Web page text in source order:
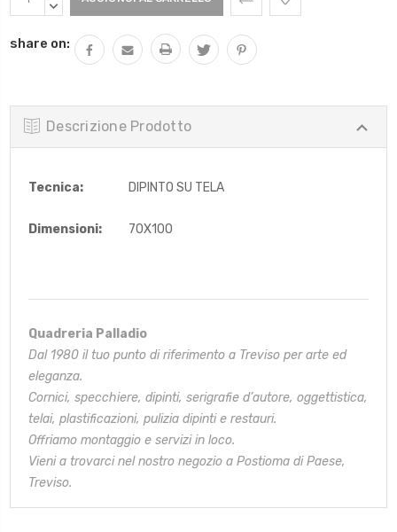
Attuale:QUANTITÀ:
DIMINUIRE
share on:
Descrizione Prodotto
Tecnica: DIPINTO SU TELA
Dimensioni: 70X100
Quadreria Palladio
Dal 1980 il tuo punto di riferimento a Treviso per arte ed
eleganza.
Cornici, specchiere, dipinti, serigrafie d’autore, oggettistica,
telai, plastificazioni, pulizia dipinti e restauri.
Offriamo montaggio e servizi in loco.
Vieni a trovarci nel nostro negozio a Postioma di Paese,
Treviso.